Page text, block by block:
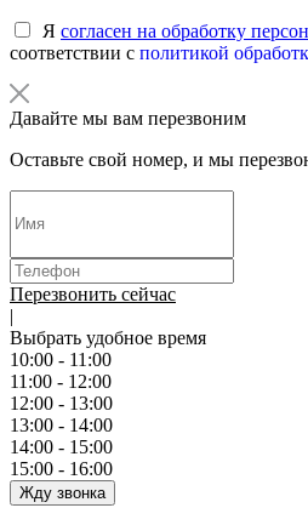
Я согласен на обработку
соответствии с политикой
Давайте мы вам перезвоним
Оставьте свой номер, и мы
Перезвонить сейчас
|
Выбрать удобное время
10:00 - 11:00
11:00 - 12:00
12:00 - 13:00
13:00 - 14:00
14:00 - 15:00
15:00 - 16:00
Жду звонка